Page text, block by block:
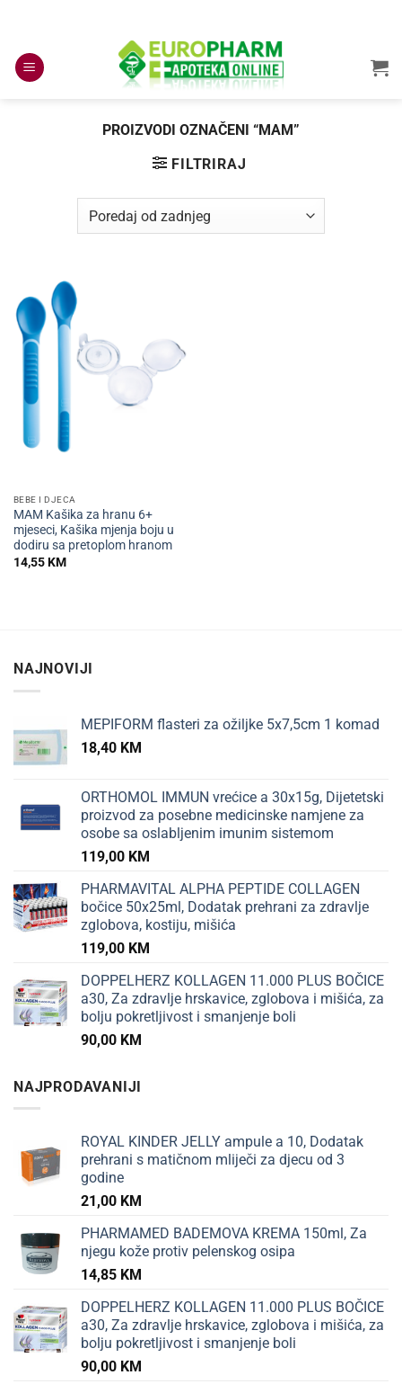
content
PROIZVODI OZNAČENI “MAM”
FILTRIRAJ
BEBE I DJECA
MAM Kašika za hranu 6+
mjeseci, Kašika mjenja boju u
dodiru sa pretoplom hranom
14,55KM
NAJNOVIJI
MEPIFORM flasteri za ožiljke 5x7,5cm 1 komad
18,40 KM
ORTHOMOL IMMUN vrećice a 30x15g, Dijetetski
proizvod za posebne medicinske namjene za
osobe sa oslabljenim imunim sistemom
119,00 KM
PHARMAVITAL ALPHA PEPTIDE COLLAGEN
bočice 50x25ml, Dodatak prehrani za zdravlje
zglobova, kostiju, mišića
119,00 KM
DOPPELHERZ KOLLAGEN 11.000 PLUS BOČICE
a30, Za zdravlje hrskavice, zglobova i mišića, za
bolju pokretljivost i smanjenje boli
90,00 KM
NAJPRODAVANIJI
ROYAL KINDER JELLY ampule a 10, Dodatak
prehrani s matičnom mliječi za djecu od 3
godine
21,00 KM
PHARMAMED BADEMOVA KREMA 150ml, Za
njegu kože protiv pelenskog osipa
14,85 KM
DOPPELHERZ KOLLAGEN 11.000 PLUS BOČICE
a30, Za zdravlje hrskavice, zglobova i mišića, za
bolju pokretljivost i smanjenje boli
90,00 KM